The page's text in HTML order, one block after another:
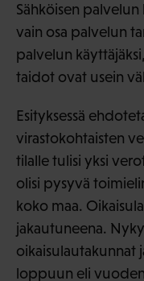
Sähköisen
vain osa palvelun
palvelun
taidot ovat usein
Esityksessä
virastokohtaisten
tilalle tulisi yksi
olisi pysyvä
koko maa.
jakautuneena.
oikaisulautakunnat
loppuun eli